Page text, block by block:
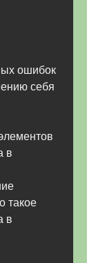
себя
в
такое
в